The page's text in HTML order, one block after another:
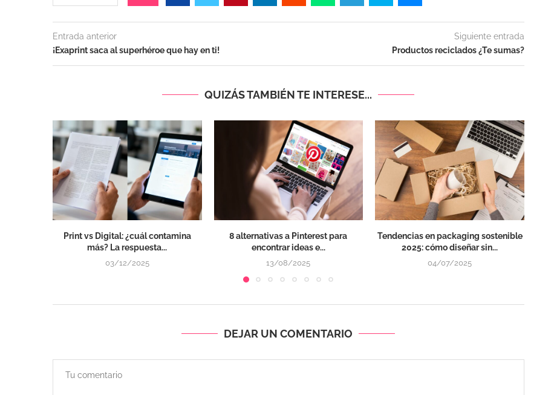
Entrada anterior
¡Exaprint saca al superhéroe que hay en ti!
Siguiente entrada
Productos reciclados ¿Te sumas?
QUIZÁS TAMBIÉN TE INTERESE...
Print vs Digital: ¿cuál contamina
más? La respuesta...
03/12/2025
8 alternativas a Pinterest para
encontrar ideas e...
13/08/2025
Tendencias en packaging sostenible
2025: cómo diseñar sin...
04/07/2025
DEJAR UN COMENTARIO